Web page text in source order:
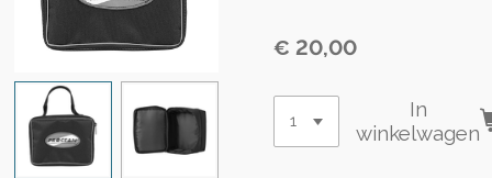
€ 20,00
In
winkelwagen